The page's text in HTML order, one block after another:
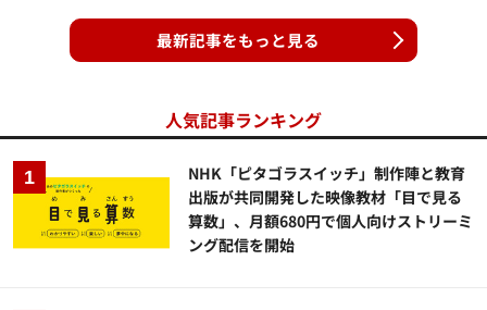
最新記事をもっと見る
人気記事ランキング
NHK「ピタゴラスイッチ」制作陣と教育
出版が共同開発した映像教材「目で見る
算数」、月額680円で個人向けストリーミ
ング配信を開始